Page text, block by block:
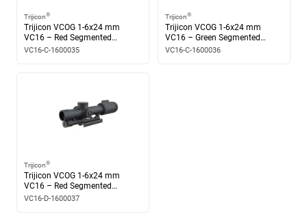
Bindon Aiming Concept
Trijicon®
Trijicon VCOG 1-6x24 mm
VC16 – Red Segmented
Circle/Crosshair LED
VC16-C-1600035
Trijicon®
Trijicon VCOG 1-6x24 mm
VC16 – Green Segmented
Circle/Crosshair LED
VC16-C-1600036
Trijicon®
Trijicon VCOG 1-6x24 mm
VC16 – Red Segmented
Circle/Crosshair MIL Govt. LED
VC16-D-1600037